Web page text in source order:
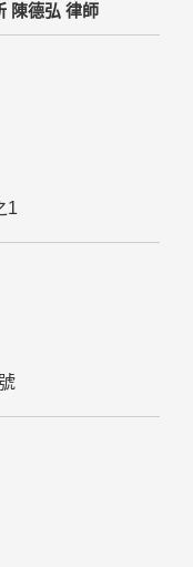
陳德弘 律師
1